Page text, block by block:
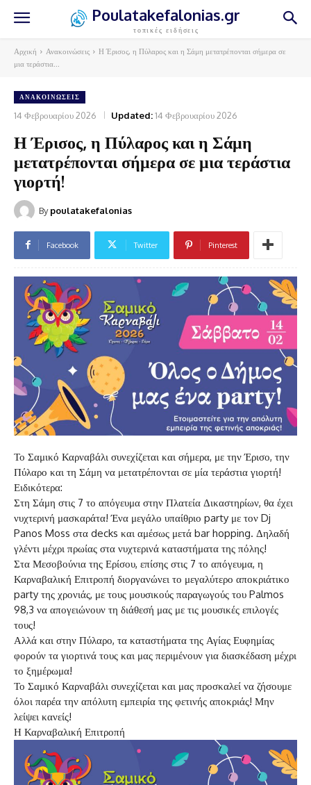
Poulatakefalonias.gr
τοπικές ειδήσεις
Αρχική Ανακοινώσεις
Η Έρισος, η Πύλαρος και η Σάμη μετατρέπονται σήμερα σε
μια τεράστια...
ΑΝΑΚΟΙΝΏΣΕΙΣ
14 Φεβρουαρίου 2026 Updated:14 Φεβρουαρίου 2026
Η Έρισος, η Πύλαρος και η Σάμη
μετατρέπονται σήμερα σε μια τεράστια
γιορτή!
By poulatakefalonias
Facebook Twitter Pinterest
Το Σαμικό Καρναβάλι συνεχίζεται και σήμερα, με την Έρισο, την
Πύλαρο και τη Σάμη να μετατρέπονται σε μία τεράστια γιορτή!
Ειδικότερα:
Στη Σάμη στις 7 το απόγευμα στην Πλατεία Δικαστηρίων, θα έχει
νυχτερινή μασκαράτα! Ένα μεγάλο υπαίθριο party με τον Dj
Panos Moss στα decks και αμέσως μετά bar hopping. Δηλαδή
γλέντι μέχρι πρωίας στα νυχτερινά καταστήματα της πόλης!
Στα Μεσοβούνια της Ερίσου, επίσης στις 7 το απόγευμα, η
Καρναβαλική Επιτροπή διοργανώνει το μεγαλύτερο αποκριάτικο
party της χρονιάς, με τους μουσικούς παραγωγούς του Palmos
98,3 να απογειώνουν τη διάθεσή μας με τις μουσικές επιλογές
τους!
Αλλά και στην Πύλαρο, τα καταστήματα της Αγίας Ευφημίας
φορούν τα γιορτινά τους και μας περιμένουν για διασκέδαση μέχρι
το ξημέρωμα!
Το Σαμικό Καρναβάλι συνεχίζεται και μας προσκαλεί να ζήσουμε
όλοι παρέα την απόλυτη εμπειρία της φετινής αποκριάς! Μην
λείψει κανείς!
Η Καρναβαλική Επιτροπή